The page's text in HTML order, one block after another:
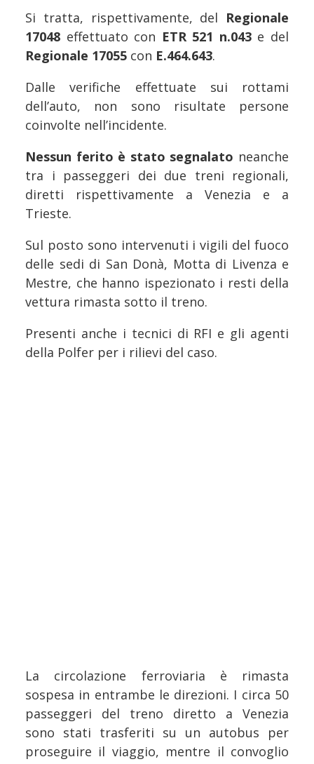
Si tratta, rispettivamente, del Regionale
17048 effettuato con ETR 521 n.043 e del
Regionale 17055 con E.464.643.
Dalle verifiche effettuate sui rottami
dell’auto, non sono risultate persone
coinvolte nell’incidente.
Nessun ferito è stato segnalato neanche
tra i passeggeri dei due treni regionali,
diretti rispettivamente a Venezia e a
Trieste.
Sul posto sono intervenuti i vigili del fuoco
delle sedi di San Donà, Motta di Livenza e
Mestre, che hanno ispezionato i resti della
vettura rimasta sotto il treno.
Presenti anche i tecnici di RFI e gli agenti
della Polfer per i rilievi del caso.
La circolazione ferroviaria è rimasta
sospesa in entrambe le direzioni. I circa 50
passeggeri del treno diretto a Venezia
sono stati trasferiti su un autobus per
proseguire il viaggio, mentre il convoglio